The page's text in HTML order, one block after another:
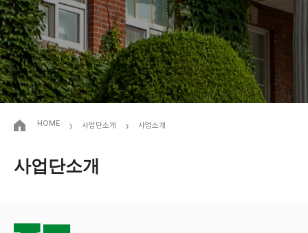
HOME › 사업단소개 › 사업소개
사업단소개